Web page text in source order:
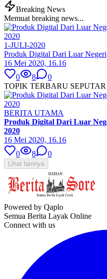
Breaking News
Memuat breaking news...
1-JULI-2020
Produk Digital Dari Luar
16 Mei 2020, 16.16
0
8
0
TOPIK TERBARU SEPUTAR
BERITA UTAMA
Produk Digital Dari Luar
2020
16 Mei 2020, 16.16
0
8 0
Lihat lainnya
Powered by Qaplo
Semua Berita Layak Online
Connect with us